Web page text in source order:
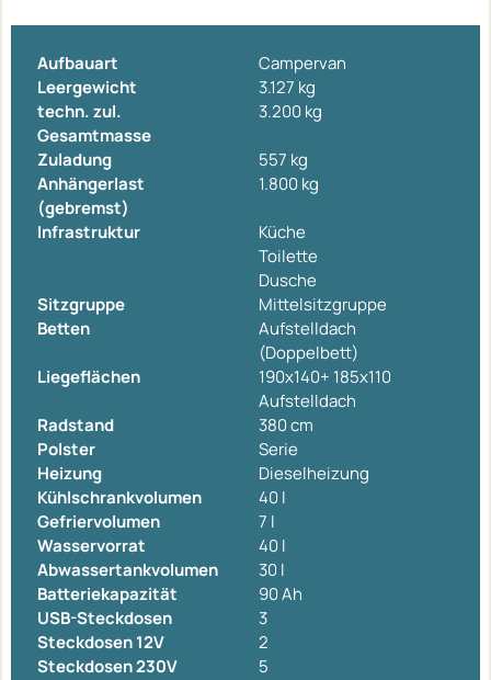
Aufbauart
Campervan
Leergewicht
3.127 kg
techn. zul.
Gesamtmasse
3.200 kg
Zuladung
557 kg
Anhängerlast
(gebremst)
1.800 kg
Infrastruktur
Küche
Toilette
Dusche
Sitzgruppe
Mittelsitzgruppe
Betten
Aufstelldach
(Doppelbett)
Liegeflächen
190x140+ 185x110
Aufstelldach
Radstand
380 cm
Polster
Serie
Heizung
Dieselheizung
Kühlschrankvolumen
40 l
Gefriervolumen
7 l
Wasservorrat
40 l
Abwassertankvolumen
30 l
Batteriekapazität
90 Ah
USB-Steckdosen
3
Steckdosen 12V
2
Steckdosen 230V
5